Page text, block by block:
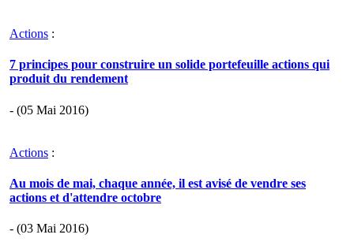
Actions :
7 principes pour construire un solide portefeuille actions qui
produit du rendement
- (05 Mai 2016)
Actions :
Au mois de mai, chaque année, il est avisé de vendre ses
actions et d'attendre octobre
- (03 Mai 2016)